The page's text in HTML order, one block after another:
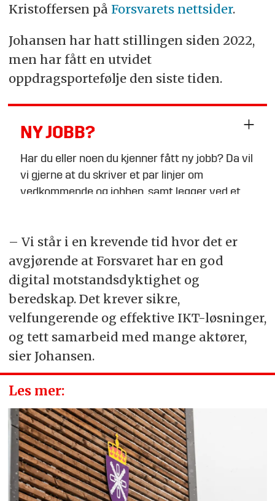
Kristoffersen på Forsvarets nettsider.
Johansen har hatt stillingen siden 2022,
men har fått en utvidet
oppdragsportefølje den siste tiden.
NY JOBB?
Har du eller noen du kjenner fått ny jobb? Da vil
vi gjerne at du skriver et par linjer om
vedkommende og jobben, samt legger ved et
tips@fofo.no
Merk gjerne emnefeltet med «Nytt om navn»
– Vi står i en krevende tid hvor det er
avgjørende at Forsvaret har en god
digital motstandsdyktighet og
beredskap. Det krever sikre,
velfungerende og effektive IKT-løsninger,
og tett samarbeid med mange aktører,
sier Johansen.
Les mer: